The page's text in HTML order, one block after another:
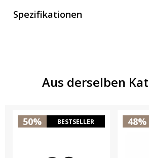
Spezifikationen
Aus derselben
50% BESTSELLER 48%